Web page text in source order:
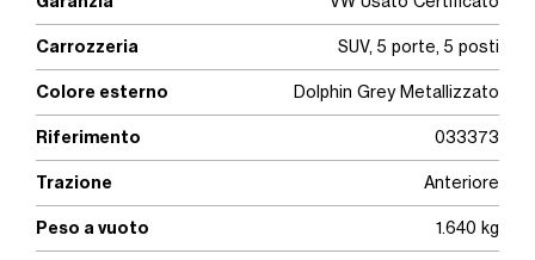
Carrozzeria SUV, 5 porte, 5 posti
Colore esterno Dolphin Grey Metallizzato
Riferimento 033373
Trazione Anteriore
Peso a vuoto 1.640 kg